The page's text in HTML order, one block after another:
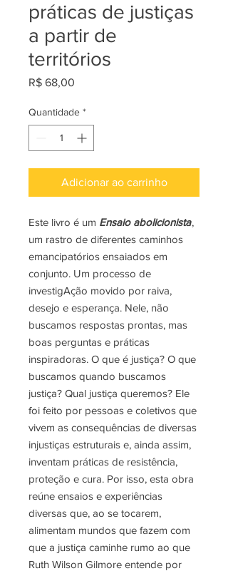
práticas de justiças
a partir de
territórios
R$ 68,00
Quantidade *
Adicionar ao carrinho
Este livro é um Ensaio abolicionista,
um rastro de diferentes caminhos
emancipatórios ensaiados em
conjunto. Um processo de
investigAção movido por raiva,
desejo e esperança. Nele, não
buscamos respostas prontas, mas
boas perguntas e práticas
inspiradoras. O que é justiça? O que
buscamos quando buscamos
justiça? Qual justiça queremos? Ele
foi feito por pessoas e coletivos que
vivem as consequências de diversas
injustiças estruturais e, ainda assim,
inventam práticas de resistência,
proteção e cura. Por isso, esta obra
reúne ensaios e experiências
diversas que, ao se tocarem,
alimentam mundos que fazem com
que a justiça caminhe rumo ao que
Ruth Wilson Gilmore entende por